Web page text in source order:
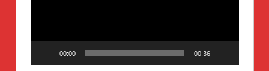
00:00 00:36